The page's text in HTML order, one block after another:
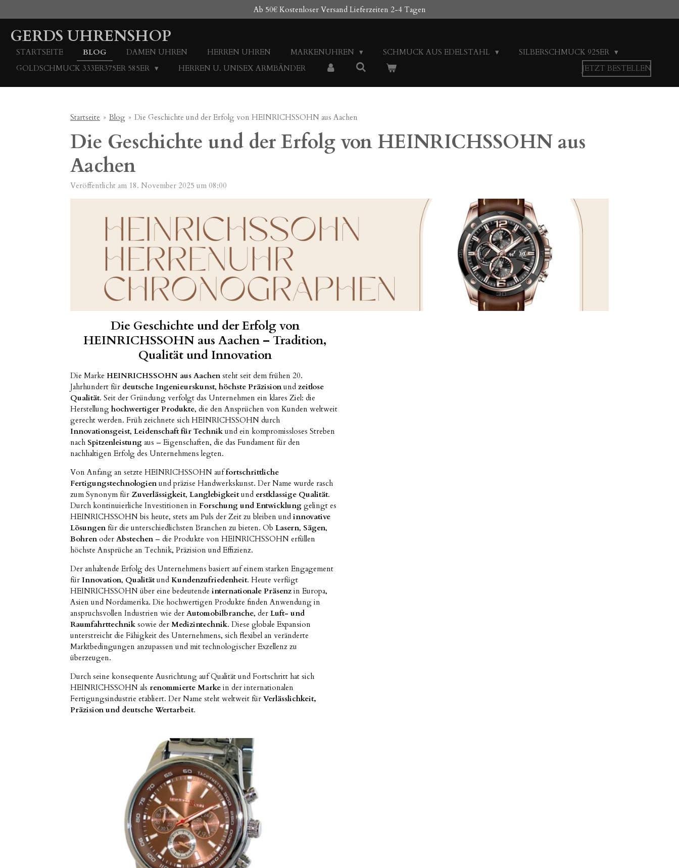
Hauptinhalt
springen
Ab 50€ Kostenloser Versand Lieferzeiten 2-4 Tagen
GERDS UHRENSHOP
STARTSEITE BLOG DAMEN UHREN HERREN UHREN MARKENUHREN SCHMUCK AUS EDELSTAHL
SILBERSCHMUCK 925ER
GOLDSCHMUCK 333ER375ER 585ER
HERREN U. UNISEX ARMBÄNDER JETZT BESTELLEN
Startseite » Blog » Die Geschichte und der Erfolg von HEINRICHSSOHN aus Aachen
Die Geschichte und der Erfolg von HEINRICHSSOHN aus
Aachen
Veröffentlicht am 18. November 2025 um 08:00
Die Geschichte und der Erfolg von
HEINRICHSSOHN aus Aachen – Tradition,
Qualität und Innovation
Die Marke HEINRICHSSOHN aus Aachensteht seit dem frühen 20.
Jahrhundert für deutsche Ingenieurskunst, höchste Präzisionund zeitlose
Qualität. Seit der Gründung verfolgt das Unternehmen ein klares Ziel: die
Herstellung hochwertiger Produkte, die den Ansprüchen von Kunden weltweit
gerecht werden. Früh zeichnete sich HEINRICHSSOHN durch
Innovationsgeist, Leidenschaft für Technik und ein kompromissloses Streben
nach Spitzenleistung aus – Eigenschaften, die das Fundament für den
nachhaltigen Erfolg des Unternehmens legten.
Von Anfang an setzte HEINRICHSSOHN auffortschrittliche
Fertigungstechnologienund präzise Handwerkskunst. Der Name wurde rasch
zum Synonym für Zuverlässigkeit, Langlebigkeitund erstklassige Qualität.
Durch kontinuierliche Investitionen in Forschung und Entwicklung gelingt es
HEINRICHSSOHN bis heute, stets am Puls der Zeit zu bleiben und innovative
Lösungenfür die unterschiedlichsten Branchen zu bieten. Ob Lasern, Sägen,
Bohrenoder Abstechen– die Produkte von HEINRICHSSOHN erfüllen
höchste Ansprüche an Technik, Präzision und Effizienz.
Der anhaltende Erfolg des Unternehmens basiert auf einem starken Engagement
für Innovation, Qualitätund Kundenzufriedenheit. Heute verfügt
HEINRICHSSOHN über eine bedeutende internationale Präsenz in Europa,
Asien und Nordamerika. Die hochwertigen Produkte finden Anwendung in
anspruchsvollen Industrien wie der Automobilbranche, der Luft- und
Raumfahrttechnik sowie der Medizintechnik. Diese globale Expansion
unterstreicht die Fähigkeit des Unternehmens, sich flexibel an veränderte
Marktbedingungen anzupassen und mit technologischer Exzellenz zu
überzeugen.
Durch seine konsequente Ausrichtung auf Qualität und Fortschritt hat sich
HEINRICHSSOHN als renommierte Marke in der internationalen
Fertigungsindustrie etabliert. Der Name steht weltweit für Verlässlichkeit,
Präzision und deutsche Wertarbeit.